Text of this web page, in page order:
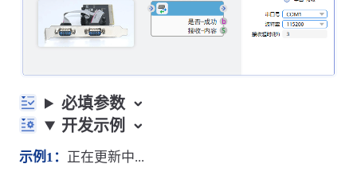
必填参数
开发示例
示例1： 正在更新中...